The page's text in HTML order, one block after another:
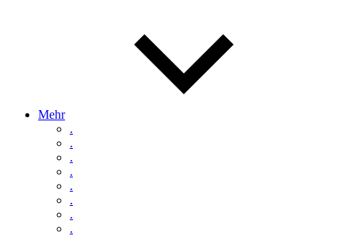
Mehr
.
.
.
.
.
.
.
.